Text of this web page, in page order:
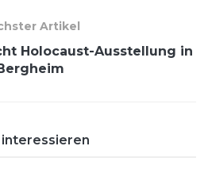
Artikel
Holocaust-Ausstellung in
interessieren